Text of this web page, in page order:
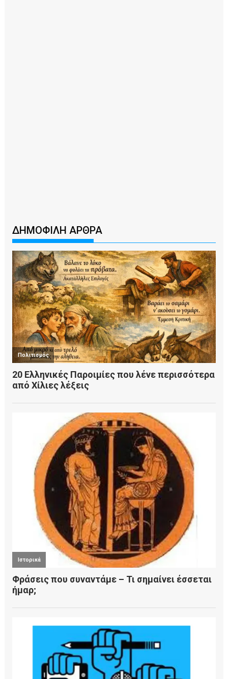
ΔΗΜΟΦΙΛΗ ΑΡΘΡΑ